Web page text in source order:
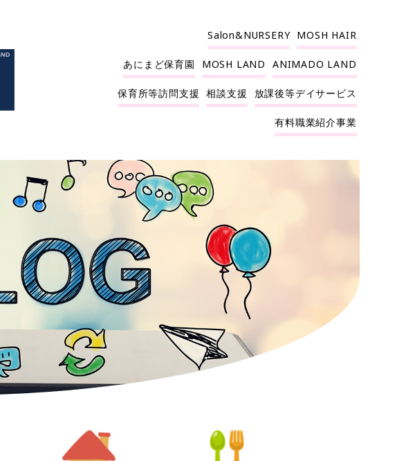
Salon&NURSERY MOSH HAIR
あにまど保育園 MOSH LAND ANIMADO LAND
保育所等訪問支援 相談支援 放課後等デイサービス
有料職業紹介事業